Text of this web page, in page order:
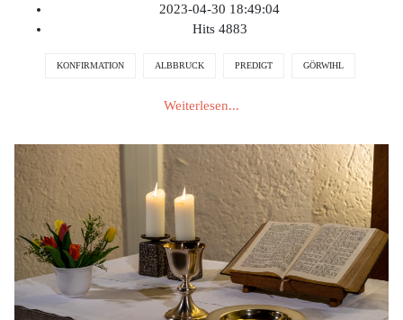
2023-04-30 18:49:04
Hits 4883
KONFIRMATION ALBBRUCK PREDIGT GÖRWIHL
Weiterlesen...